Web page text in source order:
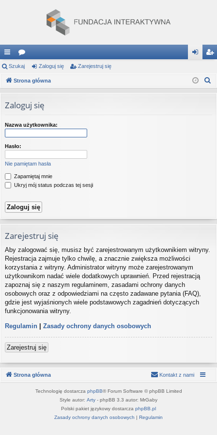
ię
ce
…
or
a og ej
Szukaj Zaloguj się Zarejestruj się
Strona główna
Zaloguj się
Nazwa użytkownika:
Hasło:
Nie pamiętam hasła
Zapamiętaj mnie
Ukryj mój status podczas tej sesji
Zarejestruj się
Aby zalogować się, musisz być zarejestrowanym użytkownikiem witryny.
Rejestracja zajmuje tylko chwilę, a znacznie zwiększa możliwości
korzystania z witryny. Administrator witryny może zarejestrowanym
użytkownikom nadać wiele dodatkowych uprawnień. Przed rejestracją
zapoznaj się z naszym regulaminem, zasadami ochrony danych
osobowych oraz z odpowiedziami na często zadawane pytania (FAQ),
gdzie jest wyjaśnionych wiele podstawowych zagadnień dotyczących
funkcjonowania witryny.
Regulamin | Zasady ochrony danych osobowych
Zarejestruj się
Strona główna Kontakt z nami
Technologię dostarcza phpBB® Forum Software © phpBB Limited
Style autor: Arty - phpBB 3.3 autor: MrGaby
Polski pakiet językowy dostarcza phpBB.pl
Zasady ochrony danych osobowych | Regulamin